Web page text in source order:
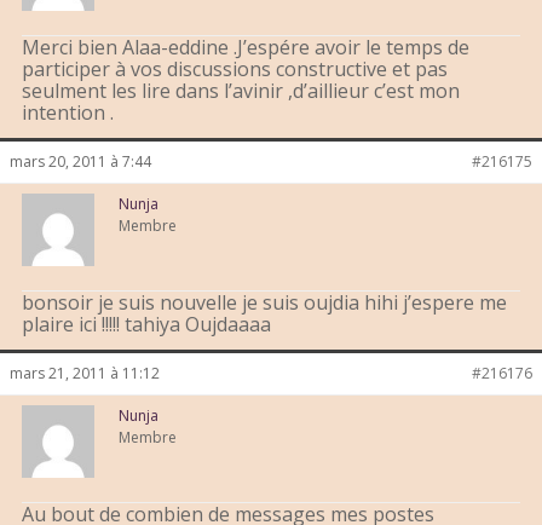
Merci bien Alaa-eddine .J’espére avoir le temps de
participer à vos discussions constructive et pas
seulment les lire dans l’avinir ,d’aillieur c’est mon
intention .
mars 20, 2011 à 7:44 #216175
Nunja
Membre
bonsoir je suis nouvelle je suis oujdia hihi j’espere me
plaire ici !!!!! tahiya Oujdaaaa
mars 21, 2011 à 11:12 #216176
Nunja
Membre
Au bout de combien de messages mes postes